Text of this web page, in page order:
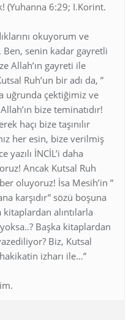
(Yuhanna 6:29; I.Korint.
okuyorum ve
senin kadar gayretli
Allah’ın gayreti ile
Ruh’un bir adı da, ”
uğrunda çektiğimiz ve
bize teminatıdır!
haçı bize taşınılır
her esin, bize verilmiş
yazılı İNCİL’i daha
Ancak Kutsal Ruh
oluyoruz! İsa Mesih’in ”
karşıdır” sözü boşuna
alıntılarla
Başka kitaplardan
Biz, Kutsal
izharı ile…”